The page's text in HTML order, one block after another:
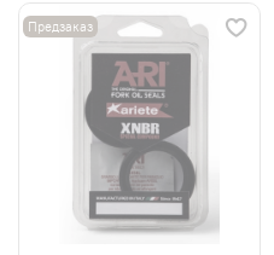
Предзаказ